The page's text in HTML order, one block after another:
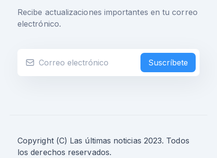
Recibe actualizaciones importantes en tu correo
electrónico.
Suscríbete
Copyright (C) Las últimas noticias 2023. Todos
los derechos reservados.